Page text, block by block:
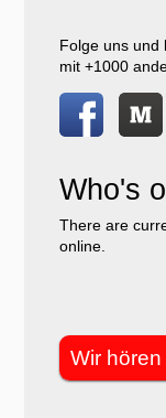
Folge uns und
mit +1000
Who's
There are
online.
Wir